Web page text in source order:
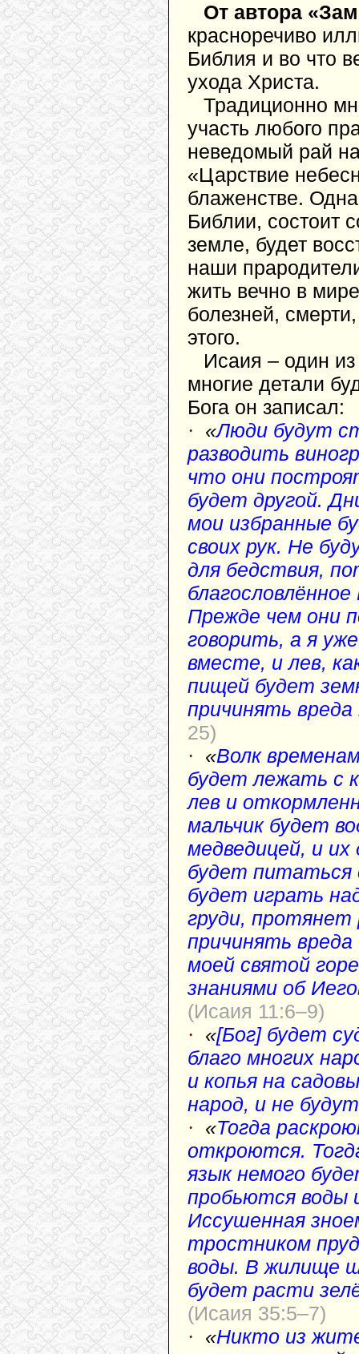
От автора
красноречиво
Библия и во что
ухода Христа.
Традиционно
участь любого
неведомый рай
«Царствие
блаженстве.
Библии, состоит
земле, будет
наши
жить вечно в
болезней,
этого.
Исаия – один
многие детали
Бога он записал:
·
«Люди будут
разводить
что они
будет другой.
мои избранные
своих рук. Не
для бедствия,
Прежде чем они
говорить, а я
вместе, и лев,
пищей будет
причинять
25)
·
«Волк
будет лежать с
лев и
мальчик будет
медведицей, и
будет питаться
будет играть
груди, протянет
причинять
моей святой
знаниями об
(Исаия 11:6–9)
·
«[Бог] будет
благо многих
и копья на
народ, и не
·
«Тогда
откроются.
язык немого
пробьются воды
Иссушенная
тростником
воды. В жилище
будет расти
(Исаия 35:5–7)
·
«Никто из